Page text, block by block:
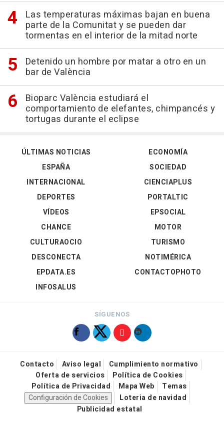
Las temperaturas máximas bajan en buena
parte de la Comunitat y se pueden dar
tormentas en el interior de la mitad norte
Detenido un hombre por matar a otro en un
bar de València
Bioparc València estudiará el
comportamiento de elefantes, chimpancés y
tortugas durante el eclipse
ÚLTIMAS NOTICIAS
ESPAÑA
INTERNACIONAL
DEPORTES
VÍDEOS
ECONOMÍA
SOCIEDAD
CIENCIAPLUS
PORTALTIC
EPSOCIAL
CHANCE
CULTURAOCIO
DESCONECTA
EPDATA.ES
INFOSALUS
MOTOR
TURISMO
NOTIMÉRICA
CONTACTOPHOTO
SÍGUENOS
Contacto Aviso legal
Cumplimiento normativo
Oferta de servicios
Política de Cookies
Política de Privacidad
Mapa Web
Temas
Configuración de Cookies
Loteria de navidad
Publicidad estatal